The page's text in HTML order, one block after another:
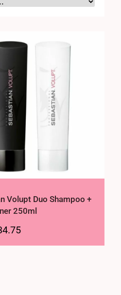
Volupt Duo Shampoo +
250ml